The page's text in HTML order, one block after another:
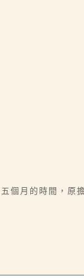
個月的時間，